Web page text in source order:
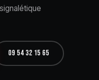
09 54 32 15 65